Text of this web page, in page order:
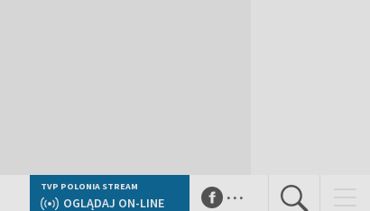
TVP POLONIA STREAM
OGLĄDAJ ON-LINE ...